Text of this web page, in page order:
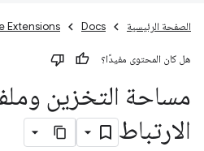
الصفحة الرئيسية Docs
Extensions
هل كان المحتوى مفيدًا؟
مساحة التخزين
الارتباط